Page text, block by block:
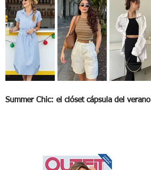
Summer Chic: el clóset cápsula del verano